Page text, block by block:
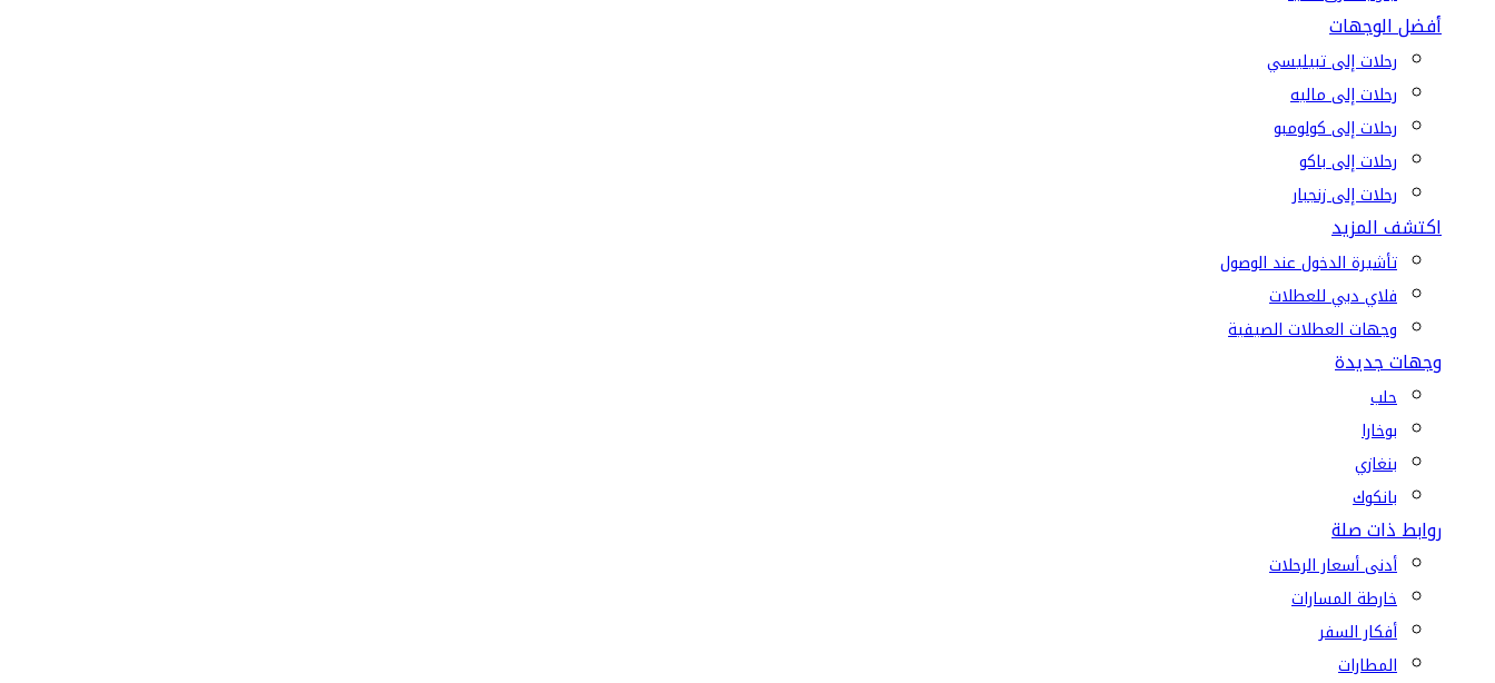
أفضل الوجهات
رحلات إلى تبيليسي
رحلات إلى ماليه
رحلات إلى كولومبو
رحلات إلى باكو
رحلات إلى زنجبار
اكتشف المزيد
تأشيرة الدخول عند الوصول
فلاي دبي للعطلات
وجهات العطلات الصيفية
وجهات جديدة
حلب
بوخارا
بنغازي
بانكوك
روابط ذات صلة
أدنى أسعار الرحلات
خارطة المسارات
أفكار السفر
المطارات